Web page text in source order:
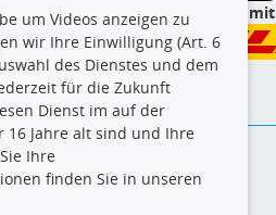
Wir versenden mit
um Videos anzeigen zu
wir Ihre Einwilligung (Art. 6
des Dienstes und dem
für die Zukunft
Dienst im auf der
16 Jahre alt sind und Ihre
Ihre
finden Sie in unseren